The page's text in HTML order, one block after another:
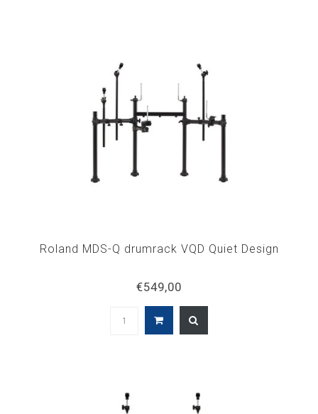
Roland MDS-Q drumrack VQD Quiet Design
€549,00